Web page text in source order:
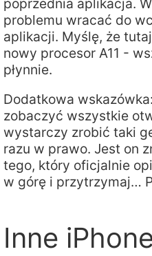
poprzednia aplikacja.
problemu wracać do
aplikacji. Myślę, że
nowy procesor A11 -
płynnie.
Dodatkowa
zobaczyć wszystkie
wystarczy zrobić taki
razu w prawo. Jest on
tego, który oficjalnie
w górę i przytrzymaj…
Inne